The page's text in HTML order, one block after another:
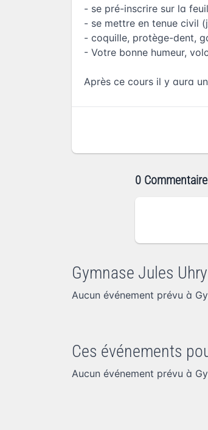
- se pré-inscrire sur la
- se mettre en tenue civil
- coquille, protège-dent,
- Votre bonne humeur,
Après ce cours il y aura
0 Commentaire
Gymnase Jules Uhry
Aucun événement prévu à
Ces événements
Aucun événement prévu à